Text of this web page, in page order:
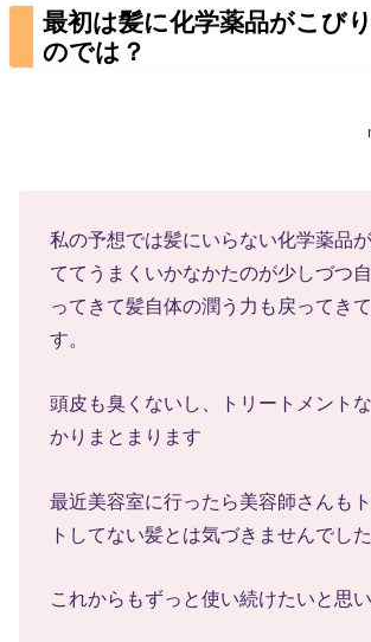
最初は髪に化学薬品がこび
のでは？
私の予想では髪にいらない化学薬品
ててうまくいかなかたのが少しづつ
ってきて髪自体の潤う力も戻ってき
す。
頭皮も臭くないし、トリートメント
かりまとまります
最近美容室に行ったら美容師さんも
トしてない髪とは気づきませんでした
これからもずっと使い続けたいと思